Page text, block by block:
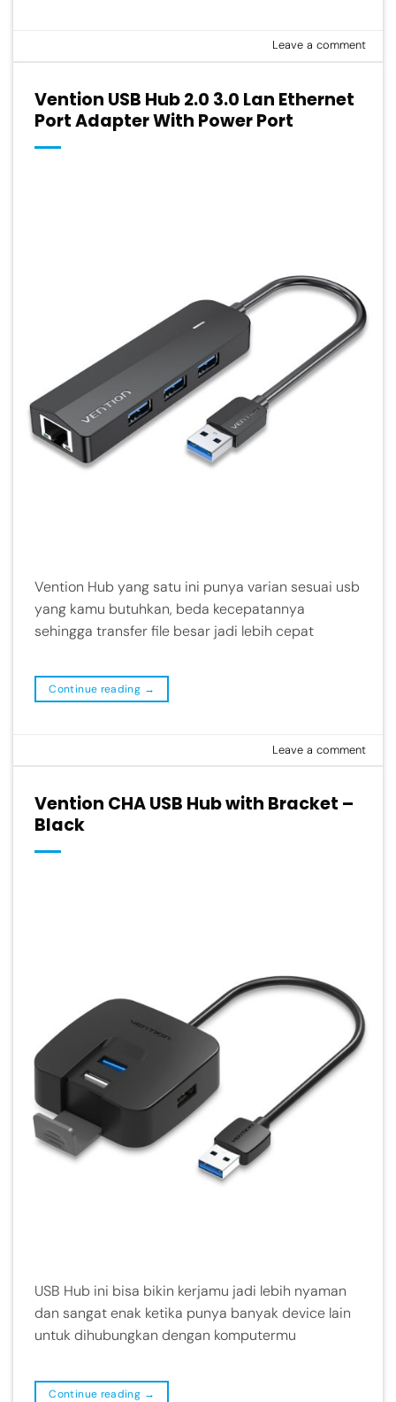
Leave a comment
Vention USB Hub 2.0 3.0 Lan Ethernet
Port Adapter With Power Port
Vention Hub yang satu ini punya varian sesuai usb
yang kamu butuhkan, beda kecepatannya
sehingga transfer file besar jadi lebih cepat
Continue reading →
Leave a comment
Vention CHA USB Hub with Bracket –
Black
USB Hub ini bisa bikin kerjamu jadi lebih nyaman
dan sangat enak ketika punya banyak device lain
untuk dihubungkan dengan komputermu
Continue reading →